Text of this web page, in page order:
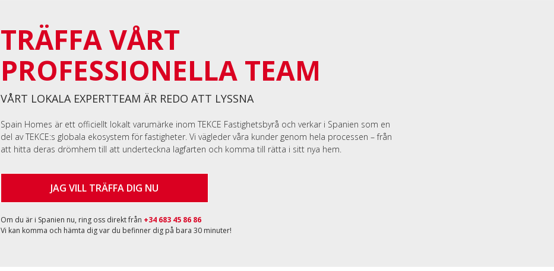
TRÄFFA VÅRT
PROFESSIONELLA TEAM
VÅRT LOKALA EXPERTTEAM ÄR REDO ATT LYSSNA
Spain Homes är ett officiellt lokalt varumärke inom TEKCE Fastighetsbyrå och verkar i Spanien som en
del av TEKCE:s globala ekosystem för fastigheter. Vi vägleder våra kunder genom hela processen – från
att hitta deras drömhem till att underteckna lagfarten och komma till rätta i sitt nya hem.
JAG VILL TRÄFFA DIG NU
Om du är i Spanien nu, ring oss direkt från +34 683 45 86 86
Vi kan komma och hämta dig var du befinner dig på bara 30 minuter!